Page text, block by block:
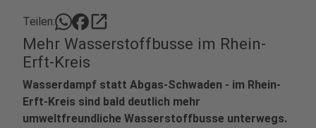
Teilen: open_in_new
Mehr Wasserstoffbusse im Rhein-
Erft-Kreis
Wasserdampf statt Abgas-Schwaden - im Rhein-
Erft-Kreis sind bald deutlich mehr
umweltfreundliche Wasserstoffbusse unterwegs.